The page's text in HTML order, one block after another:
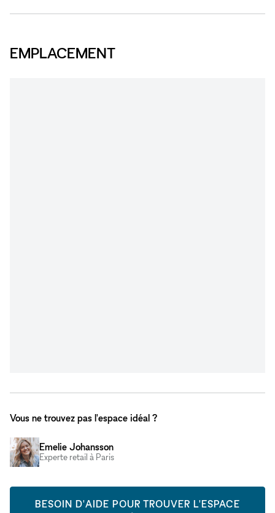
EMPLACEMENT
Vous ne trouvez pas l'espace idéal ?
Emelie Johansson
Experte retail à Paris
BESOIN D'AIDE POUR TROUVER L'ESPACE